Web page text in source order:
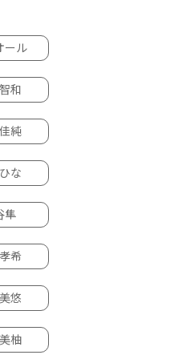
ール
和
純
な
隼
希
悠
柚